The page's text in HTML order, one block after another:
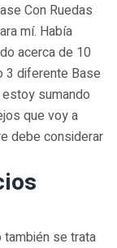
Con Ruedas
mí. Había
acerca de 10
3 diferente Base
sumando
que voy a
debe considerar
se trata